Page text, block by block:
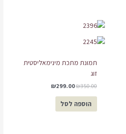
תמונת מתכת מינימאליסטית
זוג
₪350.00
₪299.00
הוספה לסל